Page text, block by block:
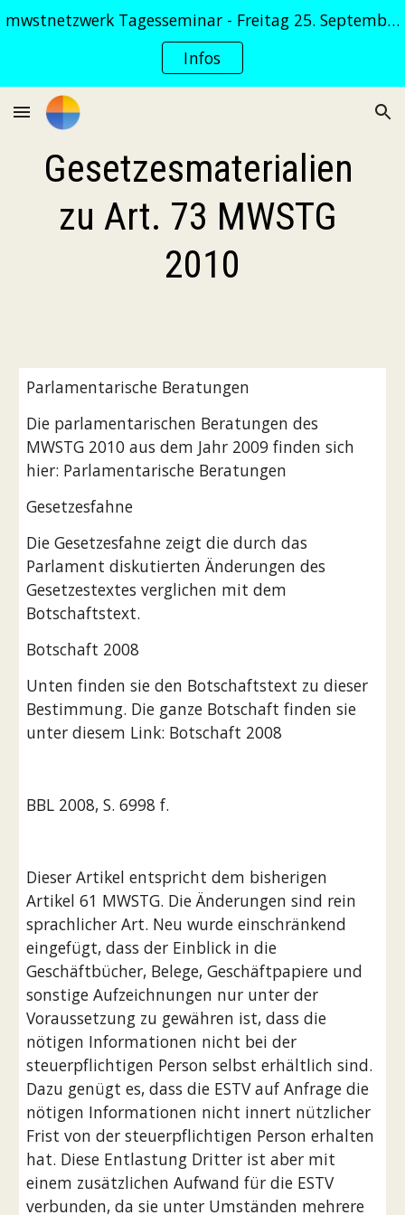
Skip to main content Skip to navigation
mwstnetzwerk Tagesseminar - Freitag 25. September 2026
Infos
Gesetzesmaterialien
zu Art. 73 MWSTG
2010
Parlamentarische Beratungen
Die parlamentarischen Beratungen des
MWSTG 2010 aus dem Jahr 2009 finden sich
hier: Parlamentarische Beratungen
Gesetzesfahne
Die Gesetzesfahne zeigt die durch das
Parlament diskutierten Änderungen des
Gesetzestextes verglichen mit dem
Botschaftstext.
Botschaft 2008
Unten finden sie den Botschaftstext zu dieser
Bestimmung. Die ganze Botschaft finden sie
unter diesem Link: Botschaft 2008
BBL 2008, S. 6998 f.
Dieser Artikel entspricht dem bisherigen
Artikel 61 MWSTG. Die Änderungen sind rein
sprachlicher Art. Neu wurde einschränkend
eingefügt, dass der Einblick in die
Geschäftbücher, Belege, Geschäftpapiere und
sonstige Aufzeichnungen nur unter der
Voraussetzung zu gewähren ist, dass die
nötigen Informationen nicht bei der
steuerpflichtigen Person selbst erhältlich sind.
Dazu genügt es, dass die ESTV auf Anfrage die
nötigen Informationen nicht innert nützlicher
Frist von der steuerpflichtigen Person erhalten
hat. Diese Entlastung Dritter ist aber mit
einem zusätzlichen Aufwand für die ESTV
verbunden, da sie unter Umständen mehrere